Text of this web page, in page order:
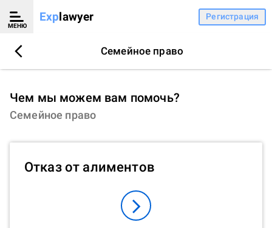
МЕНЮ
Explawyer Регистрация
Семейное право
Чем мы можем вам помочь?
Семейное право
Отказ от алиментов